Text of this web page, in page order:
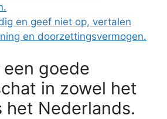
en geef niet op, vertalen
en doorzettingsvermogen.
goede
in zowel het
het Nederlands.